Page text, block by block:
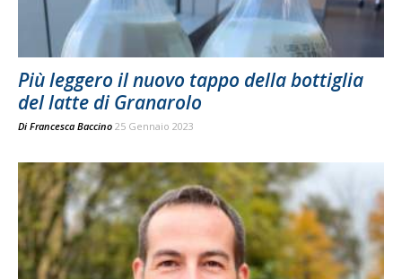
Più leggero il nuovo tappo della bottiglia
del latte di Granarolo
Di Francesca Baccino 25 Gennaio 2023